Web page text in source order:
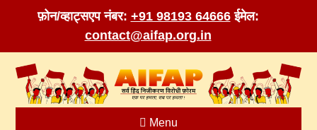
फ़ोन/व्हाट्सएप नंबर: +91 98193 64666 ईमेल:
contact@aifap.org.in
content
Menu